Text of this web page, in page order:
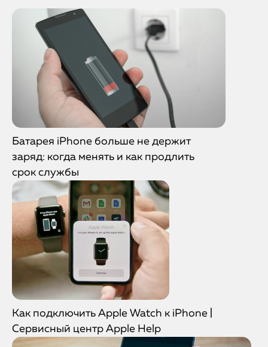
Батарея iPhone больше не держит
заряд: когда менять и как продлить
срок службы
Как подключить Apple Watch к iPhone |
Сервисный центр Apple Help